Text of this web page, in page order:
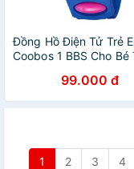
Đồng Hồ Điện Tử Trẻ
Coobos 1 BBS Cho Bé
món quà bé yêu thích
99.000 đ
1 2 3 4